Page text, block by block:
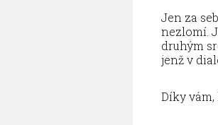
Jen za
nezlomí.
druhým
jenž v
Díky